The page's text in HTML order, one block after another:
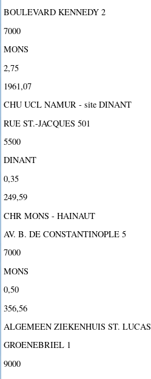
BOULEVARD KENNEDY 2
7000
MONS
2,75
1961,07
CHU UCL NAMUR - site DINANT
RUE ST.-JACQUES 501
5500
DINANT
0,35
249,59
CHR MONS - HAINAUT
AV. B. DE CONSTANTINOPLE 5
7000
MONS
0,50
356,56
ALGEMEEN ZIEKENHUIS ST. LUCAS
GROENEBRIEL 1
9000